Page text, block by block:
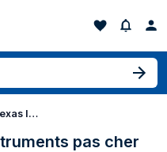
Calculatrices Texas Instruments
pas cher